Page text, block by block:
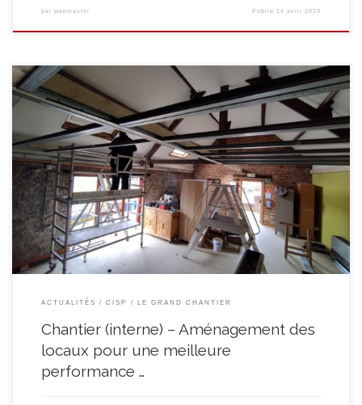
par webmaster Publié 14 avril 2023
Après l’installation de nouveaux raccordements et radiateurs par
notre filière « Sanitaire et chauffage », c’est au tour de nos menuisiers et
peintres d’être sollicités pour la phase 2 du plan pour rendre nos
bâtiments moins énergivores. Ensemble, ils ont déjà abaissé un des
plafonds du Centre d’Expression et de Créativité en créant des puits […]
ACTUALITÉS CISP LE GRAND CHANTIER
Chantier (interne) – Aménagement des
locaux pour une meilleure
performance …